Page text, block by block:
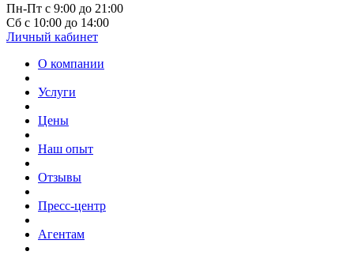
Пн-Пт с 9:00 до 21:00
Сб с 10:00 до 14:00
Личный кабинет
О компании
Услуги
Цены
Наш опыт
Отзывы
Пресс-центр
Агентам